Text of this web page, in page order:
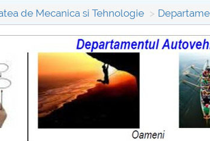
studențești Arena opiniilor Proiectul
Școala de vară - INTRODUCERE
de Mecanica si Tehnologie
PRESA
INFORMATII ACTE